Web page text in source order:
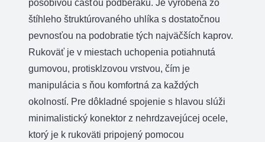
pôsobivou časťou podberáku. Je vyrobená zo
štíhleho štruktúrovaného uhlíka s dostatočnou
pevnosťou na podobratie tých najväčších kaprov.
Rukoväť je v miestach uchopenia potiahnutá
gumovou, protisklzovou vrstvou, čím je
manipulácia s ňou komfortná za každých
okolností. Pre dôkladné spojenie s hlavou slúži
minimalistický konektor z nehrdzavejúcej ocele,
ktorý je k rukoväti pripojený pomocou